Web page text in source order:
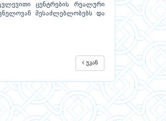
ცენტრების რეალური
შესაძლებლობებს და
უკან